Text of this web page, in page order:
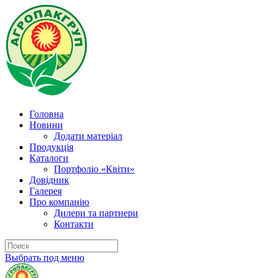
Головна
Новини
Додати матеріал
Продукція
Каталоги
Портфоліо «Квіти»
Довідник
Галерея
Про компанію
Дилери та партнери
Контакти
Выбрать под меню